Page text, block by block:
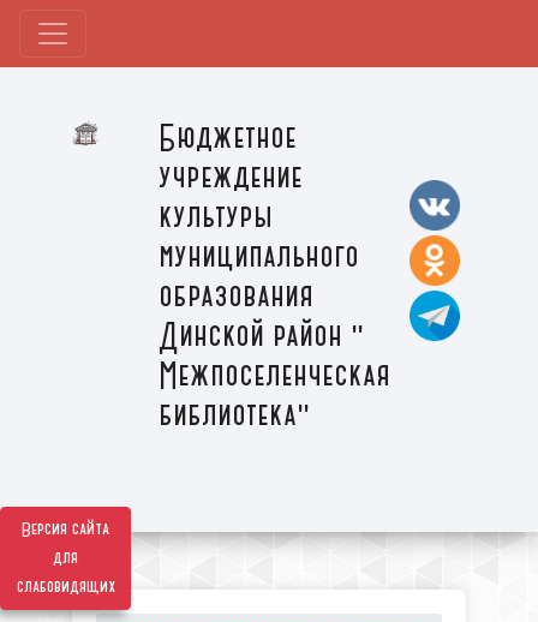
Версия сайта
для
слабовидящих
Бюджетное
учреждение
культуры
муниципального
образования
Динской район "
Межпоселенческая
библиотека"